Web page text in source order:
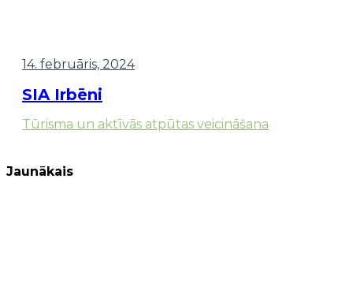
14. februāris, 2024
SIA Irbēni
Tūrisma un aktīvās atpūtas veicināšana
Jaunākais